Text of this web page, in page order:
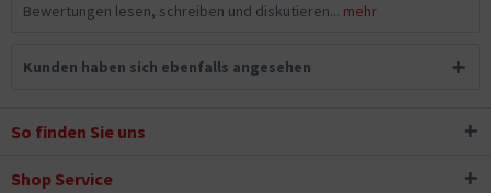
Bewertungen lesen, schreiben und diskutieren... mehr
Kunden haben sich ebenfalls angesehen
So finden Sie uns
Shop Service